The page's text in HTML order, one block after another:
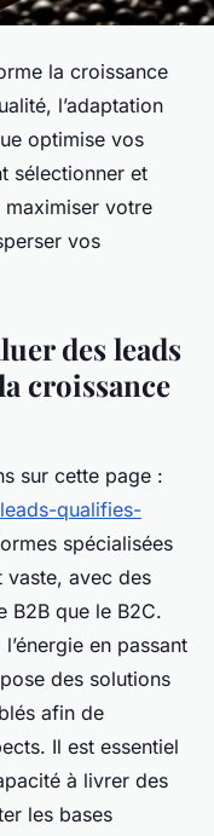
la croissance
l’adaptation
optimise vos
sélectionner et
votre
vos
des leads
croissance
sur cette page :
qualifies-
spécialisées
vaste, avec des
B2B que le B2C.
en passant
des solutions
afin de
Il est essentiel
à livrer des
les bases